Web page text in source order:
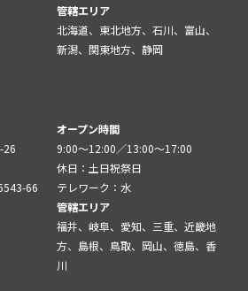
管轄エリア
北海道、東北地方、石川、富山、
新潟、関東地方、静岡
26
66
オープン時間
9:00～12:00／13:00～17:00
休日：土日祝祭日
テレワーク：水
管轄エリア
福井、岐阜、愛知、三重、近畿地
方、島根、鳥取、岡山、徳島、香
川